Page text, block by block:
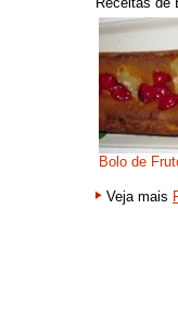
Bolo de
Veja mais